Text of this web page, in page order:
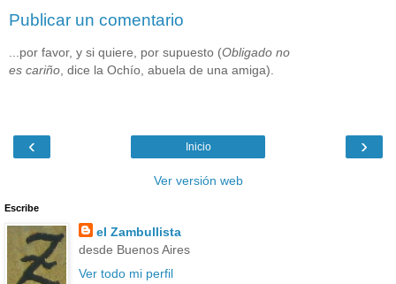
Publicar un comentario
...por favor, y si quiere, por supuesto (Obligado no
es cariño , dice la Ochío, abuela de una amiga).
‹ ›
Inicio
Ver versión web
Escribe
el Zambullista
desde Buenos Aires
Ver todo mi perfil